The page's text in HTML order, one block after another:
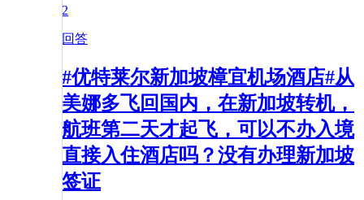
2
回答
#优特莱尔新加坡樟宜机场酒店#从
美娜多飞回国内，在新加坡转机，
航班第二天才起飞，可以不办入境
直接入住酒店吗？没有办理新加坡
签证